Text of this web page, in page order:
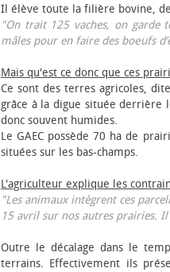
Il élève toute la filière bovine,
"On trait 125 vaches, on garde
mâles pour en faire des bœufs
Mais qu'est ce donc que ces
Ce sont des terres agricoles,
grâce à la digue située derrière
donc souvent humides.
Le GAEC possède 70 ha de
situées sur les bas-champs.
L'agriculteur explique les
"Les animaux intègrent ces
15 avril sur nos autres prairies.
Outre le décalage dans le
terrains. Effectivement ils